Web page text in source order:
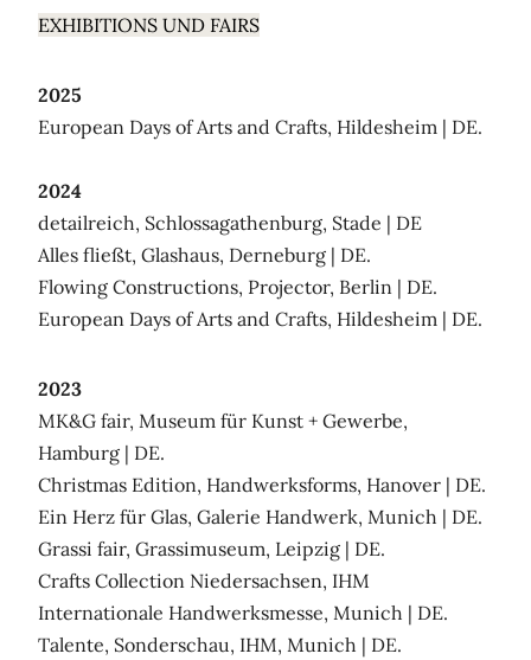
EXHIBITIONS UND FAIRS
2025
European Days of Arts and Crafts, Hildesheim | DE.
2024
detailreich, Schlossagathenburg, Stade | DE
Alles fließt, Glashaus, Derneburg | DE.
Flowing Constructions, Projector, Berlin | DE.
European Days of Arts and Crafts, Hildesheim | DE.
2023
MK&G fair, Museum für Kunst + Gewerbe,
Hamburg | DE.
Christmas Edition, Handwerksforms, Hanover | DE.
Ein Herz für Glas, Galerie Handwerk, Munich | DE.
Grassi fair, Grassimuseum, Leipzig | DE.
Crafts Collection Niedersachsen, IHM
Internationale Handwerksmesse, Munich | DE.
Talente, Sonderschau, IHM, Munich | DE.